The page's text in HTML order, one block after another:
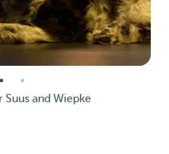
and Wiepke